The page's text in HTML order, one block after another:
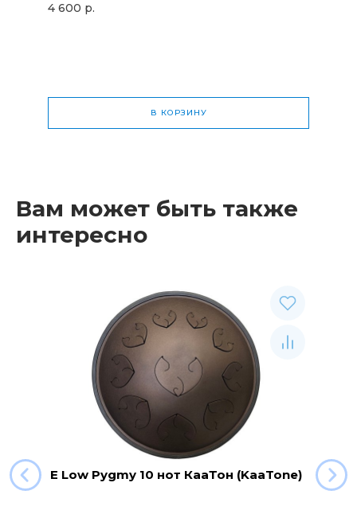
4 600 р.
В КОРЗИНУ
Вам может быть также
интересно
E Low Pygmy 10 нот КааТон (KaaTone)